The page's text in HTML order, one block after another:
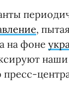
,
на фоне
пресс-